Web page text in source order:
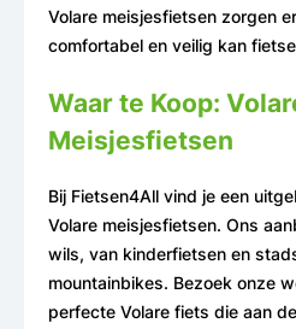
Volare meisjesfietsen zorgen
comfortabel en veilig kan
Waar te Koop:
Meisjesfietsen
Bij Fietsen4All vind je een
Volare meisjesfietsen. Ons
wils, van kinderfietsen en
mountainbikes. Bezoek onze
perfecte Volare fiets die aan